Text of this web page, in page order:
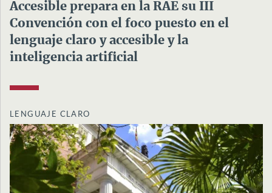
Accesible prepara en la RAE su III
Convención con el foco puesto en el
lenguaje claro y accesible y la
inteligencia artificial
LENGUAJE CLARO